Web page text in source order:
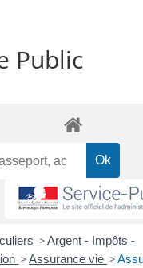
Public
>Argent - Impôts -
>Assurance vie >